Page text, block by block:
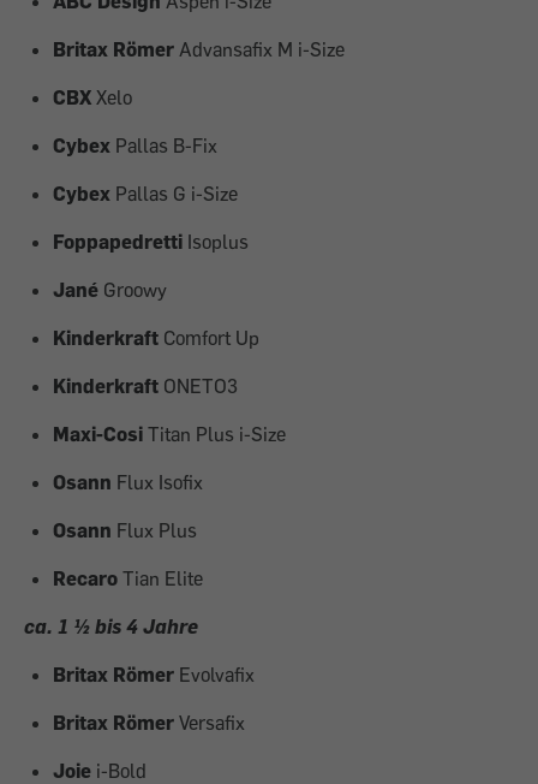
Britax Römer Advansafix M i-Size
CBX Xelo
Cybex Pallas B-Fix
Cybex Pallas G i-Size
Foppapedretti Isoplus
Jané Groowy
Kinderkraft Comfort Up
Kinderkraft ONETO3
Maxi-Cosi Titan Plus i-Size
Osann Flux Isofix
Osann Flux Plus
Recaro Tian Elite
ca. 1 ½ bis 4 Jahre
Britax Römer Evolvafix
Britax Römer Versafix
Joie i-Bold